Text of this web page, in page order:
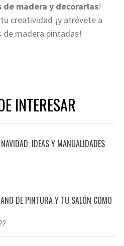
madera y decorarlas!
creatividad ¡y atrévete a
de madera pintadas!
INTERESAR
IDEAS Y MANUALIDADES
DE PINTURA Y TU SALÓN COMO